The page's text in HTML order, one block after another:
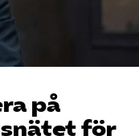
på
för